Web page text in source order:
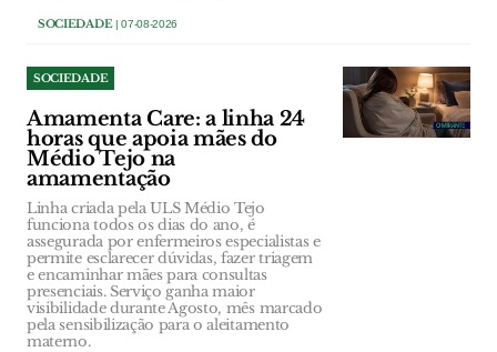
SOCIEDADE| 07-08-2026
SOCIEDADE
Amamenta Care: a linha 24
horas que apoia mães do
Médio Tejo na
amamentação
Linha criada pela ULS Médio Tejo
funciona todos os dias do ano, é
assegurada por enfermeiros especialistas e
permite esclarecer dúvidas, fazer triagem
e encaminhar mães para consultas
presenciais. Serviço ganha maior
visibilidade durante Agosto, mês marcado
pela sensibilização para o aleitamento
materno.